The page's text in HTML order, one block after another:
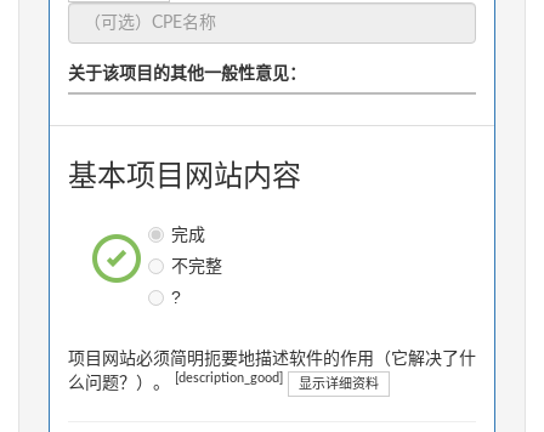
关于该项目的其他一般性意见：
基本项目网站内容
完成
不完整
?
项目网站必须简明扼要地描述软件的作用（它解决了什
么问题？）。
[description_good] 显示详细资料